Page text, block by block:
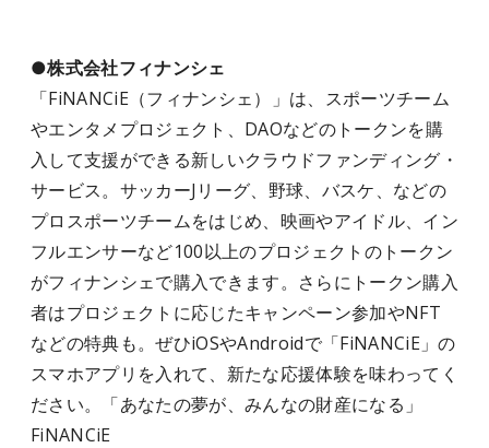
●株式会社フィナンシェ
「FiNANCiE（フィナンシェ）」は、スポーツチーム
やエンタメプロジェクト、DAOなどのトークンを購
入して支援ができる新しいクラウドファンディング・
サービス。サッカーJリーグ、野球、バスケ、などの
プロスポーツチームをはじめ、映画やアイドル、イン
フルエンサーなど100以上のプロジェクトのトークン
がフィナンシェで購入できます。さらにトークン購入
者はプロジェクトに応じたキャンペーン参加やNFT
などの特典も。ぜひiOSやAndroidで「FiNANCiE」の
スマホアプリを入れて、新たな応援体験を味わってく
ださい。「あなたの夢が、みんなの財産になる」
FiNANCiE